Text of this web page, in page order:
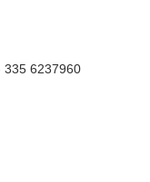
335 6237960